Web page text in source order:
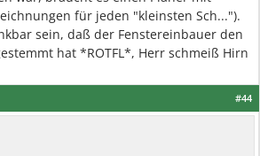
für jeden "kleinsten Sch...").
sein, daß der Fenstereinbauer den
hat *ROTFL*, Herr schmeiß Hirn
#44